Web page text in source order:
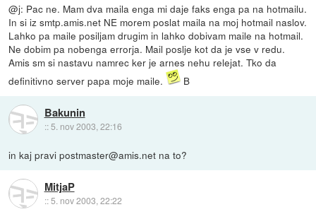
@j: Pac ne. Mam dva maila enga mi daje faks enga pa na hotmailu.
In si iz smtp.amis.net NE morem poslat maila na moj hotmail naslov.
Lahko pa maile posiljam drugim in lahko dobivam maile na hotmail.
Ne dobim pa nobenga errorja. Mail poslje kot da je vse v redu.
Amis sm si nastavu namrec ker je arnes nehu relejat. Tko da
definitivno server papa moje maile.
B
Bakunin
:: 5. nov 2003, 22:16
in kaj pravi postmaster@amis.net na to?
MitjaP
::5. nov 2003, 22:22